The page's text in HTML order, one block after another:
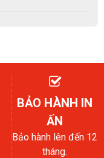
BẢO HÀNH IN
ẤN
Bảo hành lên đến 12
tháng.